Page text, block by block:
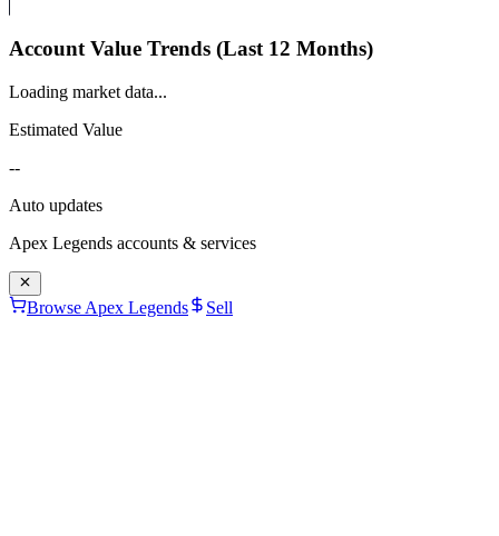
Account Value Trends (Last 12 Months)
Loading market data...
Estimated Value
--
Auto updates
Apex Legends accounts & services
Browse Apex Legends Sell